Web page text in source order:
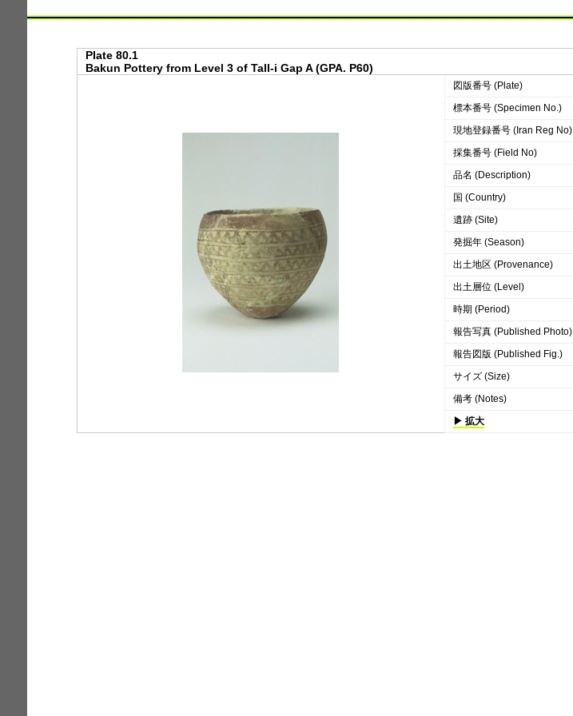
Plate 80.1
Bakun Pottery from Level 3 of Tall-i Gap A (GPA. P60)
図版番号 (Plate)
標本番号 (Specimen No.)
現地登録番号 (Iran Reg No)
採集番号 (Field No)
品名 (Description)
国 (Country)
遺跡 (Site)
発掘年 (Season)
出土地区 (Provenance)
出土層位 (Level)
時期 (Period)
報告写真 (Published Photo)
報告図版 (Published Fig.)
サイズ (Size)
備考 (Notes)
▶ 拡大